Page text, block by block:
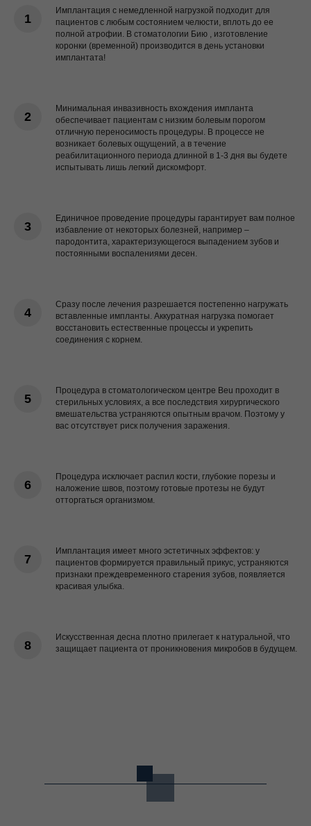
Имплантация с немедленной нагрузкой подходит для
пациентов с любым состоянием челюсти, вплоть до ее
полной атрофии. В стоматологии Бию , изготовление
коронки (временной) производится в день установки
имплантата!
Минимальная инвазивность вхождения импланта
обеспечивает пациентам с низким болевым порогом
отличную переносимость процедуры. В процессе не
возникает болевых ощущений, а в течение
реабилитационного периода длинной в 1-3 дня вы будете
испытывать лишь легкий дискомфорт.
Единичное проведение процедуры гарантирует вам полное
избавление от некоторых болезней, например –
пародонтита, характеризующегося выпадением зубов и
постоянными воспалениями десен.
Сразу после лечения разрешается постепенно нагружать
вставленные импланты. Аккуратная нагрузка помогает
восстановить естественные процессы и укрепить
соединения с корнем.
Процедура в стоматологическом центре Beu проходит в
стерильных условиях, а все последствия хирургического
вмешательства устраняются опытным врачом. Поэтому у
вас отсутствует риск получения заражения.
Процедура исключает распил кости, глубокие порезы и
наложение швов, поэтому готовые протезы не будут
отторгаться организмом.
Имплантация имеет много эстетичных эффектов: у
пациентов формируется правильный прикус, устраняются
признаки преждевременного старения зубов, появляется
красивая улыбка.
Искусственная десна плотно прилегает к натуральной, что
защищает пациента от проникновения микробов в будущем.